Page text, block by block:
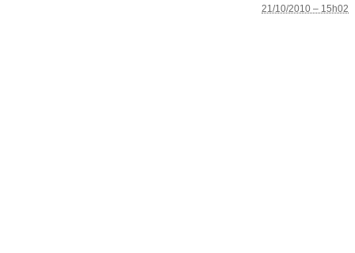
21/10/2010 – 15h02